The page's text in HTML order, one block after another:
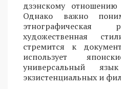
дзэнскому
Однако важно
этнографическая
художественная
стремится к
использует
универсальный
экзистенциальных и